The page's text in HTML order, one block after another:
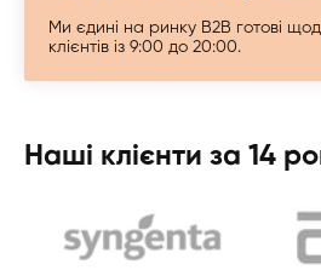
Ми єдині на ринку B2B готові
клієнтів із 9:00 до 20:00.
Наші клієнти за 14